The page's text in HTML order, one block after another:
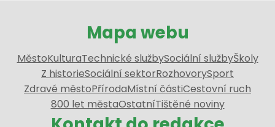
Mapa webu
MěstoKulturaTechnické službySociální službyŠkoly
Z historieSociální sektorRozhovorySport
Zdravé městoPřírodaMístní částiCestovní ruch
800 let městaOstatníTištěné noviny